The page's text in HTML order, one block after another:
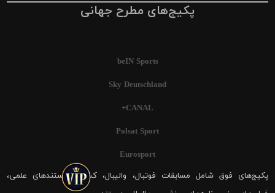
پکیج‌های مطرح جهانی
beIN Sports
Sky Deutschland
CANAL+
Polsat Sport
Eurosport
پکیج‌های فوق شامل مسابقات فوتبال، والیبال، کشتی، مستندهای علمی،